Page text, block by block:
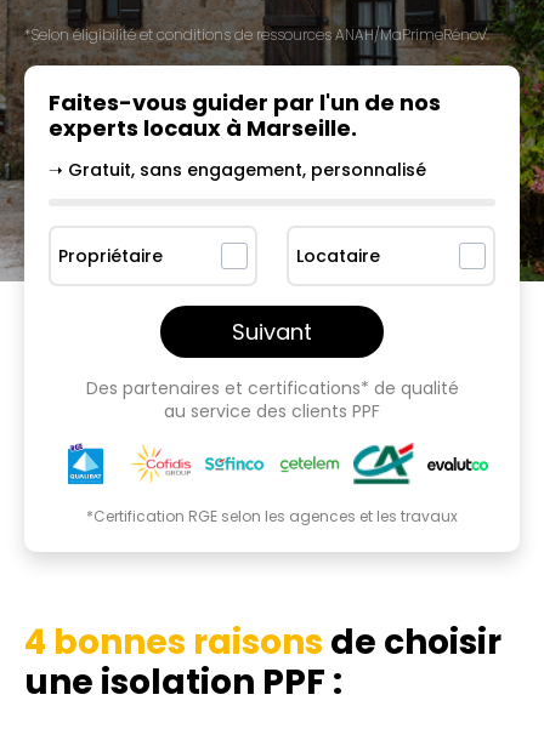
*Selon éligibilité et conditions de ressources ANAH/MaPrimeRénov'.
Faites-vous guider par l'un de nos
experts locaux à Marseille.
➝ Gratuit, sans engagement, personnalisé
Propriétaire Locataire
Suivant
Des partenaires et certifications* de qualité
au service des clients PPF
*Certification RGE selon les agences et les travaux
4 bonnes raisons de choisir
une isolation PPF :